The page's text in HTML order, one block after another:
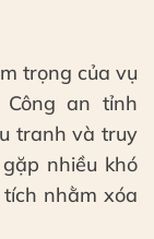
trọng của vụ
an tỉnh
tranh và truy
nhiều khó
nhằm xóa